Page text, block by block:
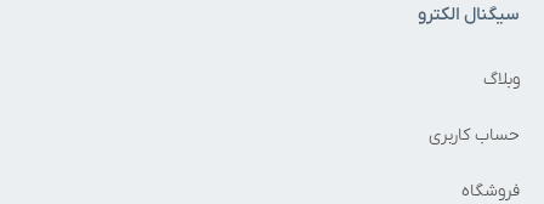
سیگنال الکترو
وبلاگ
حساب کاربری
فروشگاه